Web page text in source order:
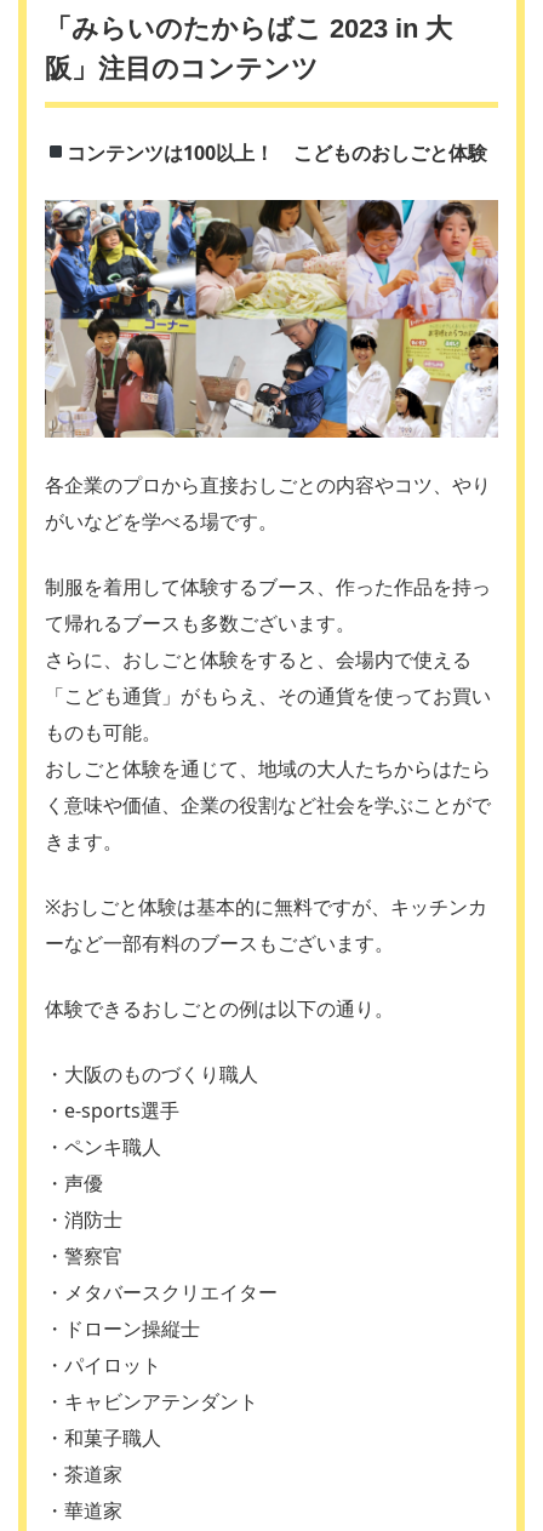
「みらいのたからばこ 2023 in 大
阪」注目のコンテンツ
コンテンツは100以上！ こどものおしごと体験
各企業のプロから直接おしごとの内容やコツ、やり
がいなどを学べる場です。
制服を着用して体験するブース、作った作品を持っ
て帰れるブースも多数ございます。
さらに、おしごと体験をすると、会場内で使える
「こども通貨」がもらえ、その通貨を使ってお買い
ものも可能。
おしごと体験を通じて、地域の大人たちからはたら
く意味や価値、企業の役割など社会を学ぶことがで
きます。
※おしごと体験は基本的に無料ですが、キッチンカ
ーなど一部有料のブースもございます。
体験できるおしごとの例は以下の通り。
・大阪のものづくり職人
・e-sports選手
・ペンキ職人
・声優
・消防士
・警察官
・メタバースクリエイター
・ドローン操縦士
・パイロット
・キャビンアテンダント
・和菓子職人
・茶道家
・華道家